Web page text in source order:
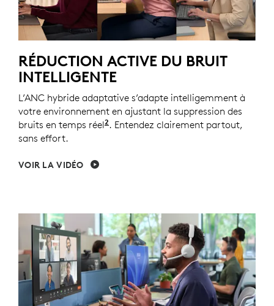
RÉDUCTION ACTIVE DU BRUIT
INTELLIGENTE
L’ANC hybride adaptative s’adapte intelligemment à
votre environnement en ajustant la suppression des
bruits en temps réel2 Mode ANC hybride adaptative
. Entendez clairement partout,
sans effort.
VOIR LA VIDÉO